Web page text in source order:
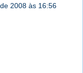
2008 às 16:56